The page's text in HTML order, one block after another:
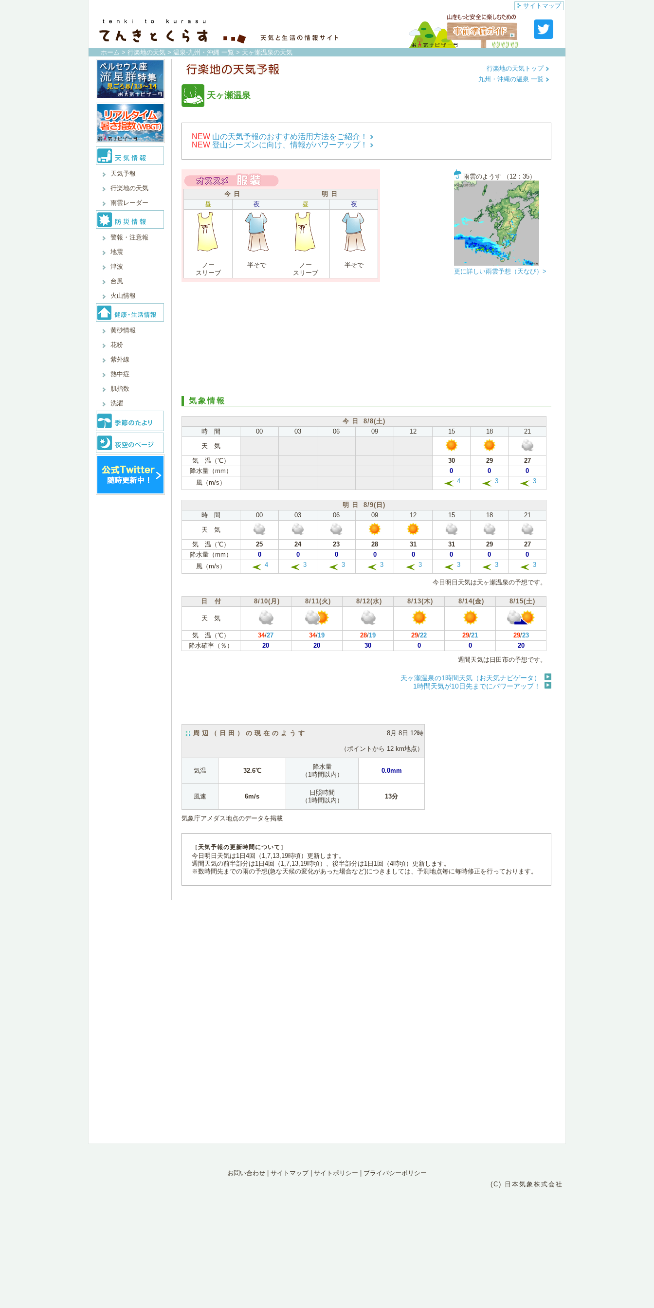
サイトマップ
ホーム > 行楽地の天気 > 温泉-九州・沖縄 一覧 > 天ヶ瀬温泉の天気
天気予報
行楽地の天気
雨雲レーダー
警報・注意報
地震
津波
台風
火山情報
黄砂情報
花粉
紫外線
熱中症
肌指数
洗濯
天ヶ瀬温泉
行楽地の天気トップ
九州・沖縄の温泉 一覧
NEW 山の天気予報のおすすめ活用方法をご紹介！
NEW 登山シーズンに向け、情報がパワーアップ！
今 日
明 日
昼
夜 昼 夜
ノー
スリーブ
半そで
ノー
スリーブ
半そで
雨雲のようす （12：35）
更に詳しい雨雲予想（天なび）>
気象情報
今 日 8/8(土)
時 間
00 03 06 09 12 15 18
21
天 気
気 温（℃）
30 29
27
降水量（mm）
0 0
0
風（m/s）
4 3 3
明 日 8/9(日)
時 間
00 03 06 09 12 15 18
21
天 気
気 温（℃）
25 24 23 28 31 31 29
27
降水量（mm）
0 0 0 0 0 0 0
0
風（m/s）
4 3 3 3 3 3 3 3
今日明日天気は天ヶ瀬温泉の予想です。
日 付 8/10(月) 8/11(火) 8/12(水) 8/13(木) 8/14(金) 8/15(土)
天 気
気 温（℃） 34/27 34/19 28/19 29/22 29/21 29/23
降水確率（％）
20 20 30 0 0
20
週間天気は日田市の予想です。
天ヶ瀬温泉の1時間天気（お天気ナビゲータ）
1時間天気が10日先までにパワーアップ！
周辺（日田）の現在のようす 8月 8日 12時
（ポイントから 12 km地点）
気温 32.6℃
降水量
（1時間以内）
0.0mm
風速 6m/s
日照時間
（1時間以内）
13分
気象庁アメダス地点のデータを掲載
［天気予報の更新時間について］
今日明日天気は1日4回（1,7,13,19時頃）更新します。
週間天気の前半部分は1日4回（1,7,13,19時頃）、後半部分は1日1回（4時頃）更新します。
※数時間先までの雨の予想(急な天候の変化があった場合など)につきましては、予測地点毎に毎時修正を行っております。
お問い合わせ サイトマップ| サイトポリシー
プライバシーポリシー
(C) 日本気象株式会社